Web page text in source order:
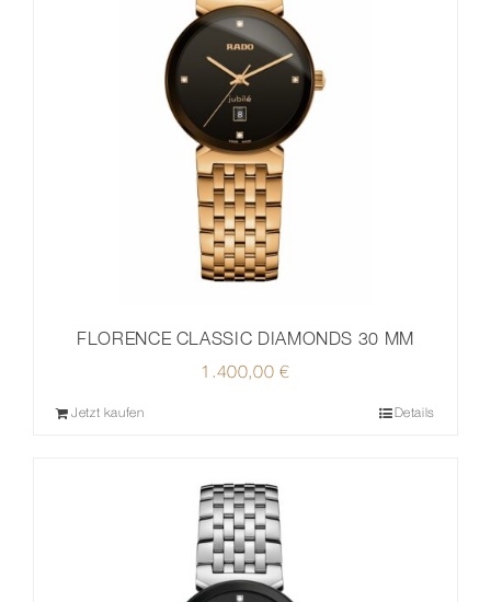
FLORENCE CLASSIC DIAMONDS 30 MM
1.400,00€
Jetzt kaufen Details